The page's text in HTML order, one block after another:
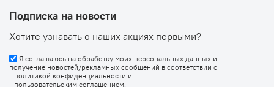
Подписка на новости
Хотите узнавать о наших акциях первыми?
Я соглашаюсь на обработку моих персональных данных и
получение новостей/рекламных сообщений в соответствии с
политикой конфиденциальности и
пользовательским соглашением.